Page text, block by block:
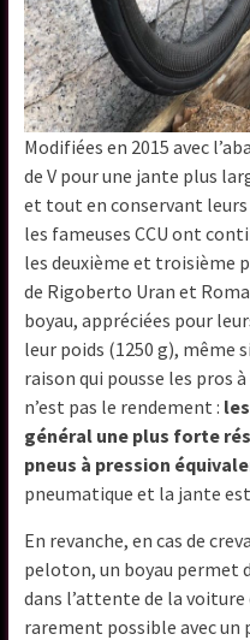
Modifiées en 2015 avec
de V pour une jante plus
et tout en conservant
les fameuses CCU ont
les deuxième et troisième
de Rigoberto Uran et
boyau, appréciées pour
leur poids (1250 g), même
raison qui pousse les pros
n’est pas le rendement :
général une plus forte
pneus à pression
pneumatique et la jante
En revanche, en cas de
peloton, un boyau permet
dans l’attente de la voiture
rarement possible avec un